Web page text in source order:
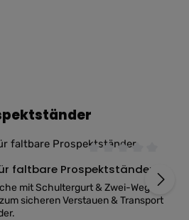
Durchschnittliche
faltbare Prospektständer
mit Schultergurt & Zwei-Wege-
sicheren Verstauen & Transport